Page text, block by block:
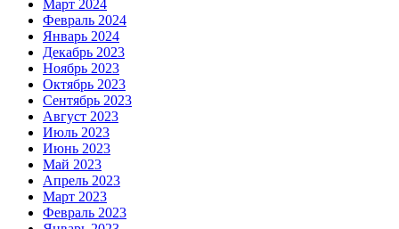
Март 2024
Февраль 2024
Январь 2024
Декабрь 2023
Ноябрь 2023
Октябрь 2023
Сентябрь 2023
Август 2023
Июль 2023
Июнь 2023
Май 2023
Апрель 2023
Март 2023
Февраль 2023